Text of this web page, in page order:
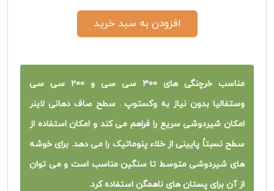
افزودن به سبد خرید
مناسب خرچنگی های 300 سی سی و 200 سی سی
وستفالیا بدون نیاز به وکستوپ . سطح صاف دهانی لاینر
امکان شیردوشی سریع را فراهم می کند و امکان استفاده از
سطح نسبتاً پایینی از خلاء پنوماتیک را می دهد. برای خوشه
های شیردوشی متوسط ​​تا سنگین مناسب است و می توان
از آن برای پستان های ناهمگن استفاده کرد.